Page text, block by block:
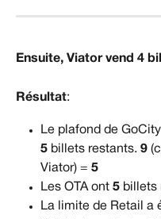
Ensuite, Viator vend 4
Résultat:
Le plafond de
5 billets restants. 9
Viator) = 5
Les OTA ont 5 billets
La limite de Retail a